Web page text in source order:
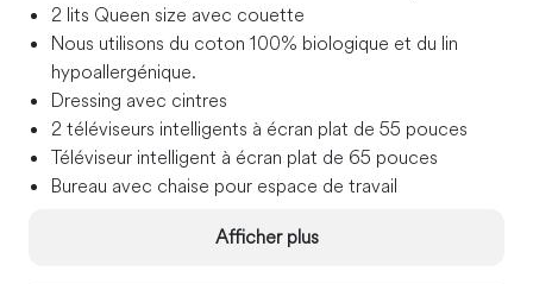
2 lits Queen size avec couette
Nous utilisons du coton 100% biologique et du lin
hypoallergénique.
Dressing avec cintres
2 téléviseurs intelligents à écran plat de 55 pouces
Téléviseur intelligent à écran plat de 65 pouces
Bureau avec chaise pour espace de travail
Cuisine : Entièrement équipée avec cuisinière, micro-
Afficher plus